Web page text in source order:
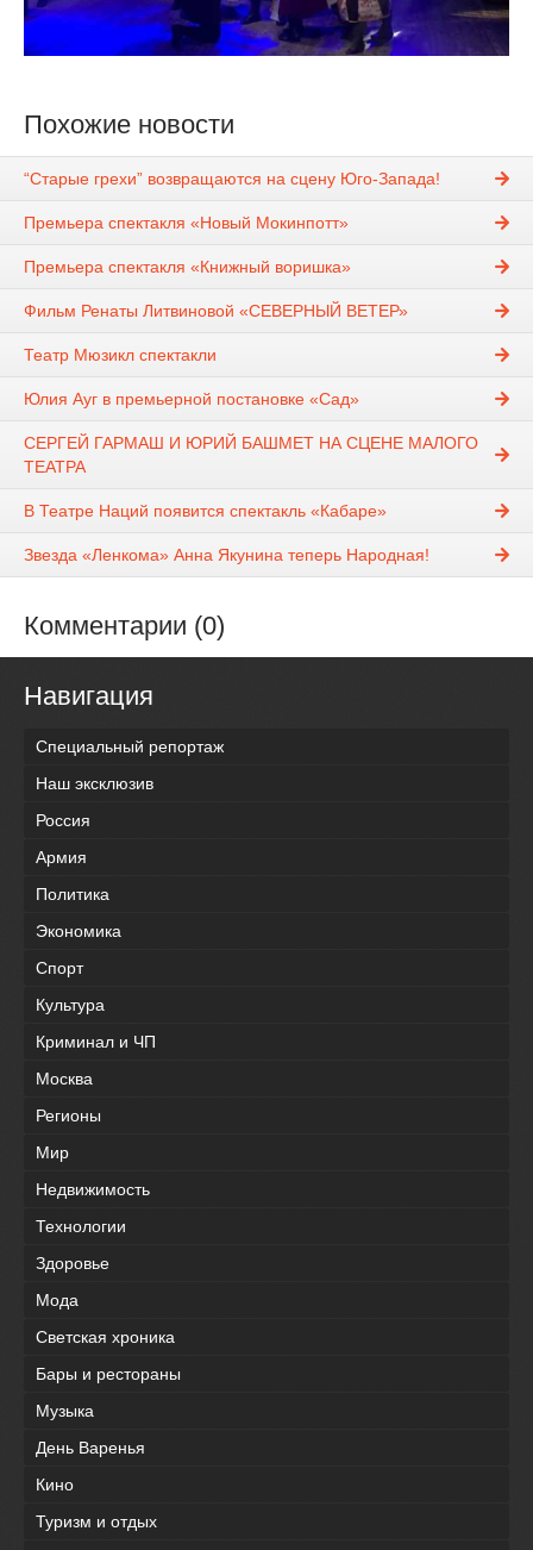
Похожие новости
“Старые грехи” возвращаются на сцену Юго-Запада!
Премьера спектакля «Новый Мокинпотт»
Премьера спектакля «Книжный воришка»
Фильм Ренаты Литвиновой «СЕВЕРНЫЙ ВЕТЕР»
Театр Мюзикл спектакли
Юлия Ауг в премьерной постановке «Сад»
СЕРГЕЙ ГАРМАШ И ЮРИЙ БАШМЕТ НА СЦЕНЕ МАЛОГО
ТЕАТРА
В Театре Наций появится спектакль «Кабаре»
Звезда «Ленкома» Анна Якунина теперь Народная!
Комментарии (0)
Навигация
Специальный репортаж
Наш эксклюзив
Россия
Армия
Политика
Экономика
Спорт
Культура
Криминал и ЧП
Москва
Регионы
Мир
Недвижимость
Технологии
Здоровье
Мода
Светская хроника
Бары и рестораны
Музыка
День Варенья
Кино
Туризм и отдых